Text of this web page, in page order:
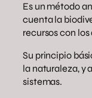
Es un método
cuenta la
recursos con
Su principio
la naturaleza, y
sistemas.